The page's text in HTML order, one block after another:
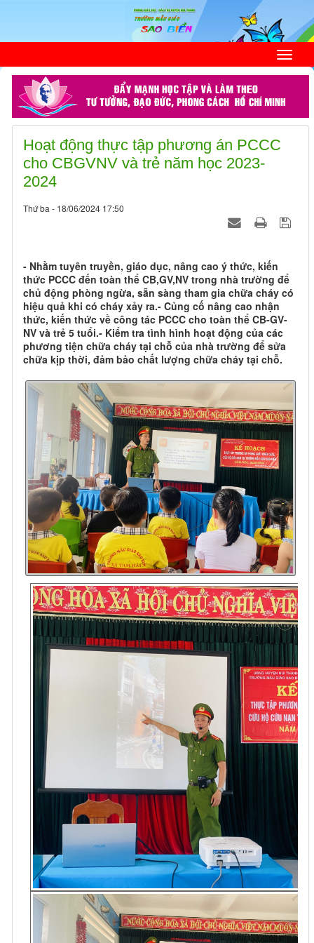
Hoạt động thực tập phương án PCCC
cho CBGVNV và trẻ năm học 2023-
2024
Thứ ba - 18/06/2024 17:50
- Nhằm tuyên truyền, giáo dục, nâng cao ý thức, kiến
thức PCCC đến toàn thể CB,GV,NV trong nhà trường để
chủ động phòng ngừa, sẵn sàng tham gia chữa cháy có
hiệu quả khi có cháy xảy ra.- Củng cố nâng cao nhận
thức, kiến thức về công tác PCCC cho toàn thể CB-GV-
NV và trẻ 5 tuổi.- Kiểm tra tình hình hoạt động của các
phương tiện chữa cháy tại chỗ của nhà trường để sửa
chữa kịp thời, đảm bảo chất lượng chữa cháy tại chỗ.